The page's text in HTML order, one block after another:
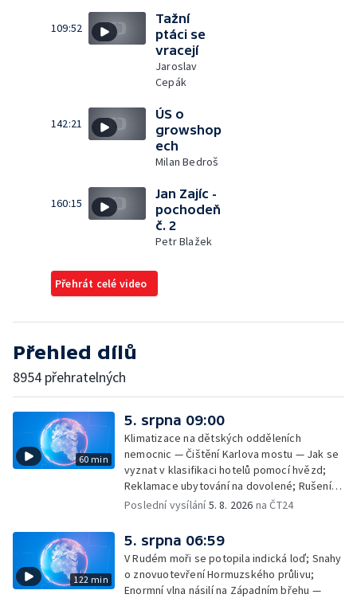
109:52
Tažní
ptáci se
vracejí
Jaroslav
Cepák
142:21
ÚS o
growshop
ech
Milan Bedroš
160:15
Jan Zajíc -
pochodeň
č. 2
Petr Blažek
Přehrát celé video
Přehled dílů
8954 přehratelných
60 min
5. srpna 09:00
Klimatizace na dětských odděleních
nemocnic — Čištění Karlova mostu — Jak se
vyznat v klasifikaci hotelů pomocí hvězd;
Reklamace ubytování na dovolené; Rušení
dovolené kvůli přírodním živlům; Práva
na dovolené v zahraničí; Platby a výběry na
dovolené v zahraničí — Těžba léčivé rašeliny
u Malé Morávky
Poslední vysílání5. 8. 2026 na ČT24
122 min
5. srpna 06:59
V Rudém moři se potopila indická loď; Snahy
o znovuotevření Hormuzského průlivu;
Enormní vlna násilí na Západním břehu —